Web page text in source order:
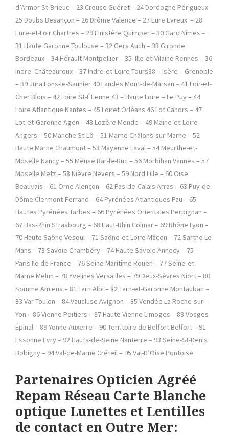
d’Armor St-Brieuc – 23 Creuse Guéret – 24 Dordogne Périgueux –
25 Doubs Besançon – 26 Drôme Valence – 27 Eure Evreux – 28
Eure-et-Loir Chartres – 29 Finistère Quimper – 30 Gard Nîmes –
31 Haute Garonne Toulouse – 32 Gers Auch – 33 Gironde
Bordeaux – 34 Hérault Montpellier – 35 Ille-et-Vilaine Rennes – 36
Indre Châteauroux – 37 Indre-et-Loire Tours38 – Isère – Grenoble
– 39 Jura Lons-le-Saunier 40 Landes Mont-de-Marsan – 41 Loir-et-
Cher Blois – 42 Loire St-Étienne 43 – Haute Loire – Le Puy – 44
Loire Atlantique Nantes – 45 Loiret Orléans 46 Lot Cahors – 47
Lot-et-Garonne Agen – 48 Lozère Mende – 49 Maine-et-Loire
Angers – 50 Manche St-Lô – 51 Marne Châlons-sur-Marne – 52
Haute Marne Chaumont – 53 Mayenne Laval – 54 Meurthe-et-
Moselle Nancy – 55 Meuse Bar-le-Duc – 56 Morbihan Vannes – 57
Moselle Metz – 58 Nièvre Nevers – 59 Nord Lille – 60 Oise
Beauvais – 61 Orne Alençon – 62 Pas-de-Calais Arras – 63 Puy-de-
Dôme Clermont-Ferrand – 64 Pyrénées Atlantiques Pau – 65
Hautes Pyrénées Tarbes – 66 Pyrénées Orientales Perpignan –
67 Bas-Rhin Strasbourg – 68 Haut-Rhin Colmar – 69 Rhône Lyon –
70 Haute Saône Vesoul – 71 Saône-et-Loire Mâcon – 72 Sarthe Le
Mans – 73 Savoie Chambéry – 74 Haute Savoie Annecy – 75 –
Paris Ile de France – 76 Seine Maritime Rouen – 77 Seine-et-
Marne Melun – 78 Yvelines Versailles – 79 Deux-Sèvres Niort – 80
Somme Amiens – 81 Tarn Albi – 82 Tarn-et-Garonne Montauban –
83 Var Toulon – 84 Vaucluse Avignon – 85 Vendée La Roche-sur-
Yon – 86 Vienne Poitiers – 87 Haute Vienne Limoges – 88 Vosges
Épinal – 89 Yonne Auxerre – 90 Territoire de Belfort Belfort – 91
Essonne Evry – 92 Hauts-de-Seine Nanterre – 93 Seine-St-Denis
Bobigny – 94 Val-de-Marne Créteil – 95 Val-D’Oise Pontoise
Partenaires Opticien Agréé
Repam Réseau Carte Blanche
optique Lunettes et Lentilles
de contact en Outre Mer: